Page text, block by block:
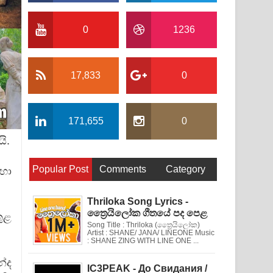
0 1236
17,833 0
171,655 0
Popular Post Comments Category
Thriloka Song Lyrics -
ත්‍රෛයිලෝක ගීතයේ පද පෙළ
Song Title : Thriloka (ත්‍රෛයිලෝක)
Artist : SHANE/ JANA/ LINEONE Music
: SHANE ZING WITH LINE ONE ...
IC3PEAK - До Свидания /